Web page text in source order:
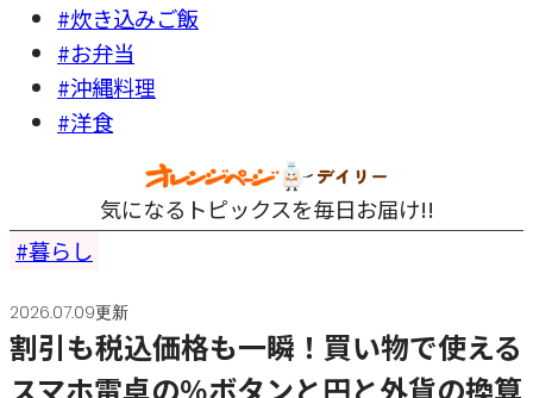
#炊き込みご飯
#お弁当
#沖縄料理
#洋食
気になるトピックスを毎日お届け!!
暮らし
2026.07.09更新
割引も税込価格も一瞬！買い物で使える
スマホ電卓の％ボタンと円と外貨の換算